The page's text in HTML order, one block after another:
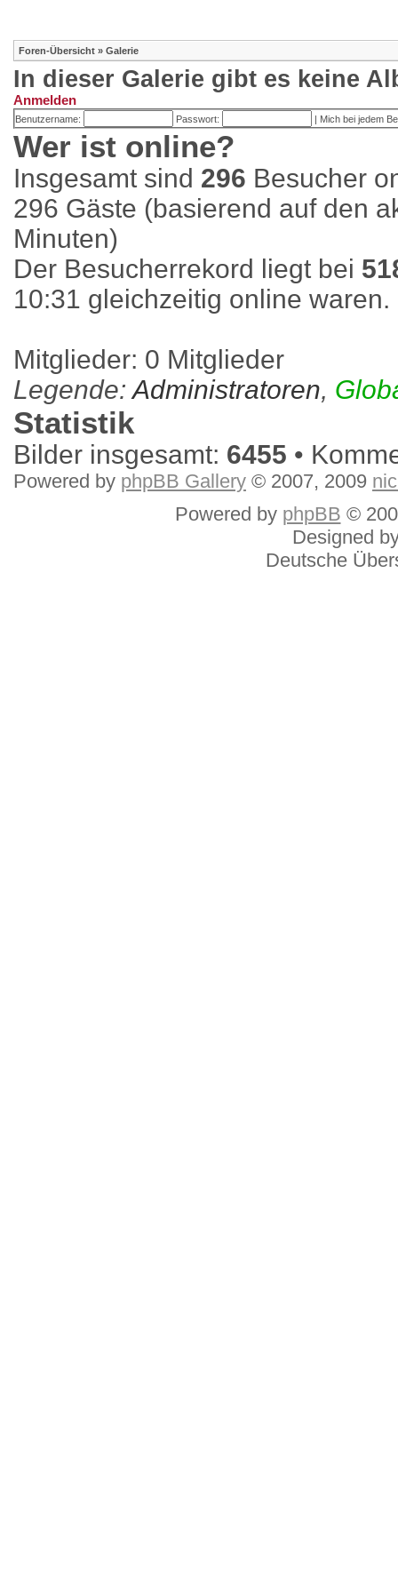
Foren-Übersicht » Galerie
In dieser Galerie gibt es keine
Anmelden
Benutzername: Passwort: | Mich bei jedem
Wer ist online?
Insgesamt sind 296 Besucher
296 Gäste (basierend auf den
Minuten)
Der Besucherrekord liegt bei
10:31 gleichzeitig online waren.
Mitglieder: 0 Mitglieder
Legende:Administratoren,
Statistik
Bilder insgesamt: 6455 •
Powered by phpBB Gallery © 2007, 2009
Powered by phpBB ©
Designed
Deutsche